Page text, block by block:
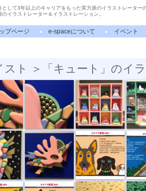
として3年以上のキャリアをもった実力派のイラストレーター
のイラストレーター＆イラストレーション。
プページ e-spaceについて イベント
スト ＞「キュート」のイ
3 細部を見る02 招き猫 美大
ダンス 順番 ハク
唱 ねこまんま 落ち葉の中を 帰っ